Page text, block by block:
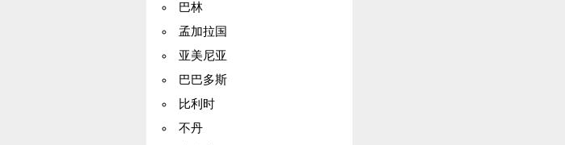
巴林
孟加拉国
亚美尼亚
巴巴多斯
比利时
不丹